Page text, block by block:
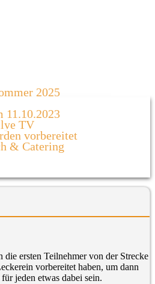
2025
11.10.2023
TV
vorbereitet
& Catering
ersten Teilnehmer von der Strecke
vorbereitet haben, um dann
jeden etwas dabei sein.